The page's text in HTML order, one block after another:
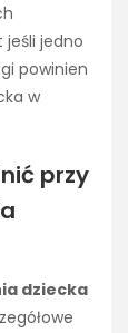
jedno
powinien
w
przy
dziecka